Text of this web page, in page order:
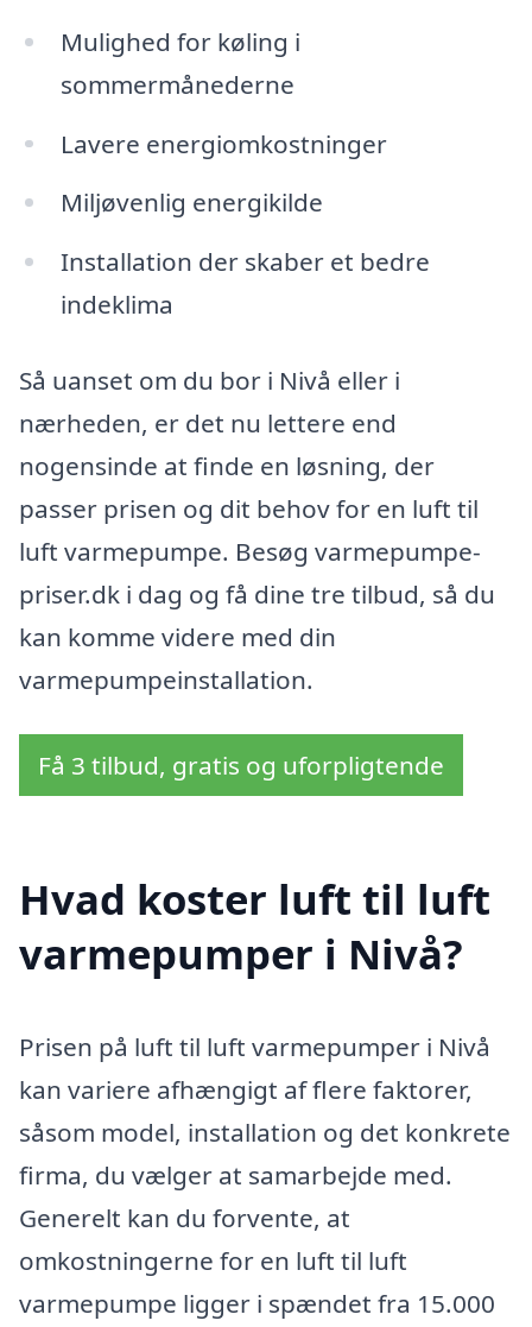
Mulighed for køling i
sommermånederne
Lavere energiomkostninger
Miljøvenlig energikilde
Installation der skaber et bedre
indeklima
Så uanset om du bor i Nivå eller i
nærheden, er det nu lettere end
nogensinde at finde en løsning, der
passer prisen og dit behov for en luft til
luft varmepumpe. Besøg varmepumpe-
priser.dk i dag og få dine tre tilbud, så du
kan komme videre med din
varmepumpeinstallation.
Få 3 tilbud, gratis og uforpligtende
Hvad koster luft til luft
varmepumper i Nivå?
Prisen på luft til luft varmepumper i Nivå
kan variere afhængigt af flere faktorer,
såsom model, installation og det konkrete
firma, du vælger at samarbejde med.
Generelt kan du forvente, at
omkostningerne for en luft til luft
varmepumpe ligger i spændet fra 15.000